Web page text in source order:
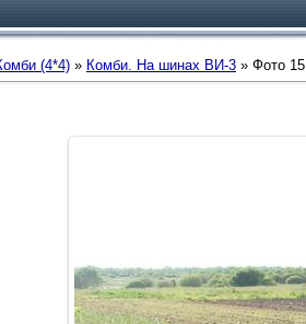
(4*4) » Комби. На шинах ВИ-3 » Фото 15